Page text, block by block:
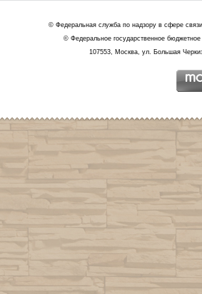
© Федеральная служба по надзору в сфере
© Федеральное государственное
107553, Москва, ул. Большая